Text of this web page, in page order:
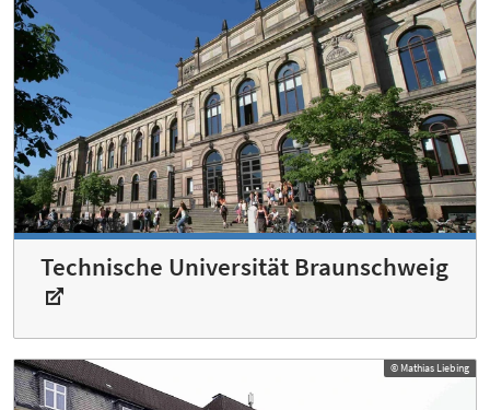
Technische Universität Braunschweig
© Mathias Liebing